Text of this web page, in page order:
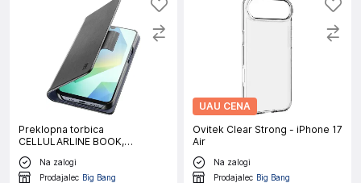
Preklopna torbica
CELLULARLINE BOOK,
Samsung Galaxy A17 / A17 5G,
črna
Na zalogi
Prodajalec Big Bang
UAU CENA
Ovitek Clear Strong - iPhone 17
Air
Na zalogi
Prodajalec Big Bang